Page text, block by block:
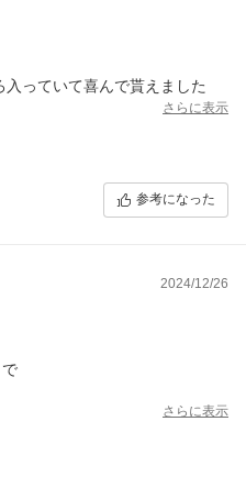
っていて喜んで貰えました
さらに表示
参考になった
2024/12/26
さらに表示